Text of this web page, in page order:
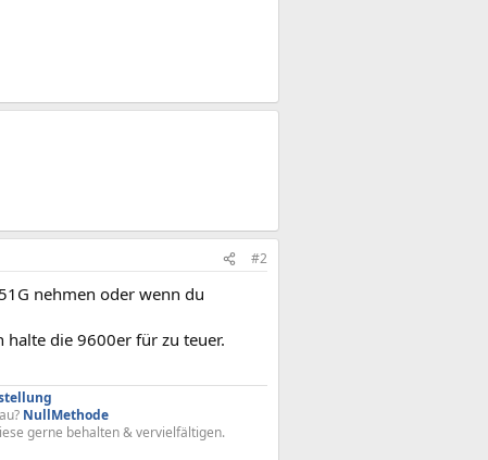
#2
nehmen oder wenn du
die 9600er für zu teuer.
NullMethode
gerne behalten & vervielfältigen.